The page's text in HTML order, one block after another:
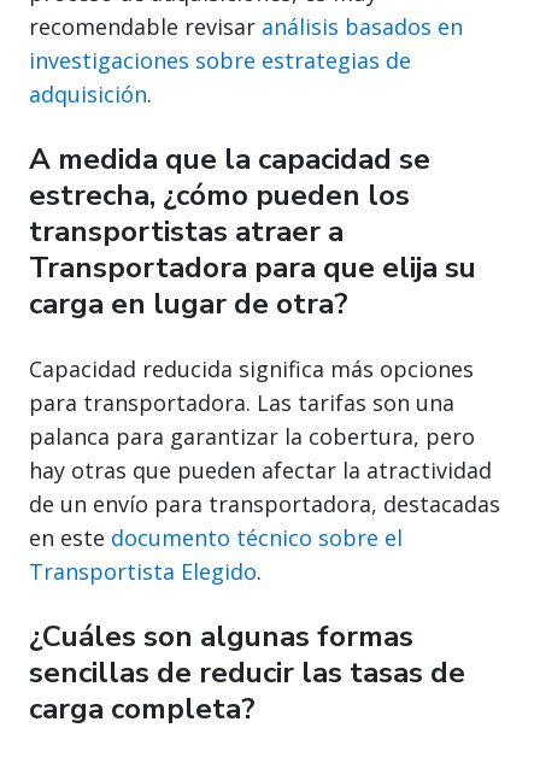
recomendable revisar análisis basados en
investigaciones sobre estrategias de
adquisición.
A medida que la capacidad se
estrecha, ¿cómo pueden los
transportistas atraer a
Transportadora para que elija su
carga en lugar de otra?
Capacidad reducida significa más opciones
para transportadora. Las tarifas son una
palanca para garantizar la cobertura, pero
hay otras que pueden afectar la atractividad
de un envío para transportadora, destacadas
en este documento técnico sobre el
Transportista Elegido.
¿Cuáles son algunas formas
sencillas de reducir las tasas de
carga completa?